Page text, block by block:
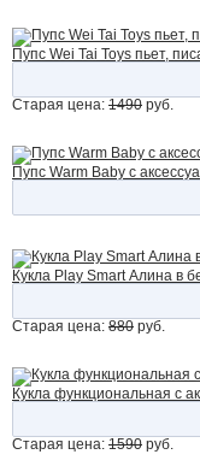
Пупс Wei Tai Toys пьет,
Старая цена: 1490 руб.
Пупс Warm Baby с
Кукла Play Smart Алина в
Старая цена: 880 руб.
Кукла функциональная с
Старая цена: 1590 руб.